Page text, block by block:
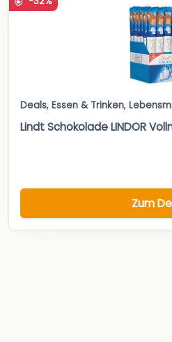
Deals, Essen & Trinken,
Lindt Schokolade LINDOR
Zum